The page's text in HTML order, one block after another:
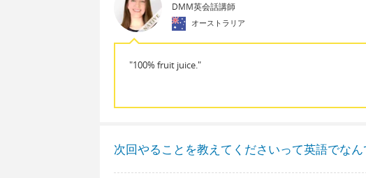
DMM英会話講師
オーストラリア
"100% fruit juice."
次回やることを教えてくださいって英語でなん